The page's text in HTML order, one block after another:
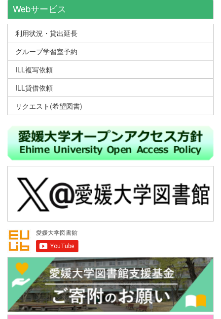
Webサービス
利用状況・貸出延長
グループ学習室予約
ILL複写依頼
ILL貸借依頼
リクエスト(希望図書)